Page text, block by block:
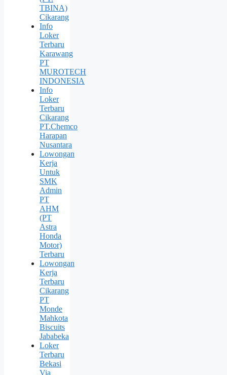
TBINA)
Cikarang
Info
Loker
Terbaru
Karawang
PT
MUROTECH
INDONESIA
Info
Loker
Terbaru
Cikarang
PT.Chemco
Harapan
Nusantara
Lowongan
Kerja
Untuk
SMK
Admin
PT
AHM
(PT
Astra
Honda
Motor)
Terbaru
Lowongan
Kerja
Terbaru
Cikarang
PT
Monde
Mahkota
Biscuits
Jababeka
Loker
Terbaru
Bekasi
Via